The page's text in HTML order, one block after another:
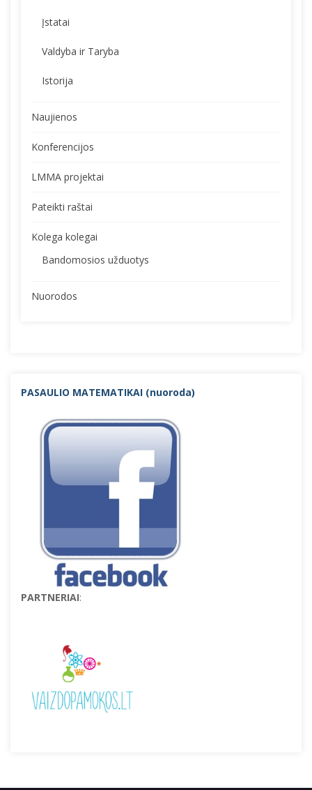
Įstatai
Valdyba ir Taryba
Istorija
Naujienos
Konferencijos
LMMA projektai
Pateikti raštai
Kolega kolegai
Bandomosios užduotys
Nuorodos
PASAULIO MATEMATIKAI (nuoroda)
PARTNERIAI: